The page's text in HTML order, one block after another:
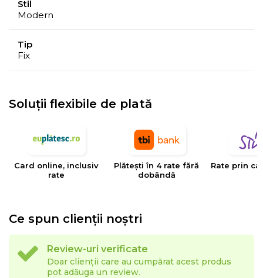
Stil
Modern
Tip
Fix
Soluții flexibile de plată
Card online, inclusiv
rate
Plătești în 4 rate fără
dobândă
Rate prin
Ce spun clienții noștri
Review-uri verificate
Doar clienții care au cumpărat acest produs
pot adăuga un review.